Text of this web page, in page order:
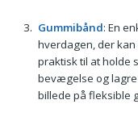
Gummibånd: En
hverdagen, der
praktisk til at holde
bevægelse og
billede på fleksible